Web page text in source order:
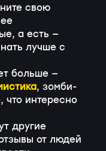
свою
а есть —
лучше с
больше —
, зомби-
что интересно
другие
от людей